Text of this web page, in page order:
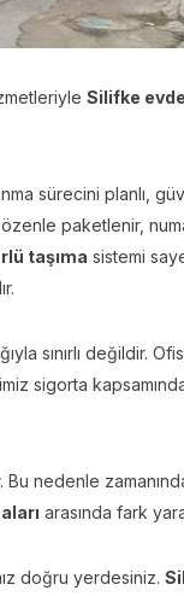
Silifke
sürecini planlı,
paketlenir,
taşıma sistemi
sınırlı değildir.
sigorta
nedenle
arasında fark
doğru yerdesiniz.